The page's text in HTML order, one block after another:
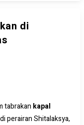
di
tabrakan kapal
perairan Shitalaksya,